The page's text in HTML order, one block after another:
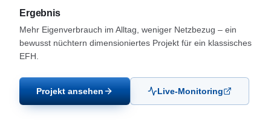
Ergebnis
Mehr Eigenverbrauch im Alltag, weniger Netzbezug – ein
bewusst nüchtern dimensioniertes Projekt für ein klassisches
EFH.
Projekt ansehen Live-Monitoring